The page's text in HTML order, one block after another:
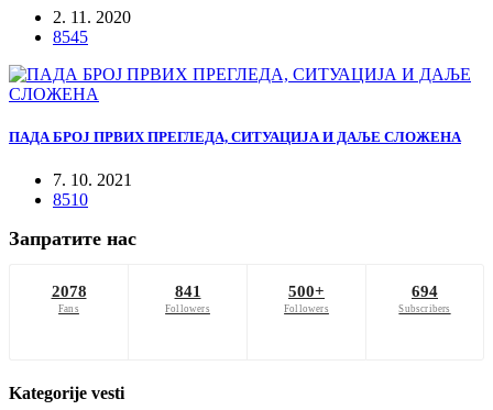
2. 11. 2020
8545
ПАДА БРОЈ ПРВИХ ПРЕГЛЕДА, СИТУАЦИЈА И ДАЉЕ СЛОЖЕНА
7. 10. 2021
8510
Запратите нас
2078
Fans
841
Followers
500+
Followers
694
Subscribers
Kategorije vesti